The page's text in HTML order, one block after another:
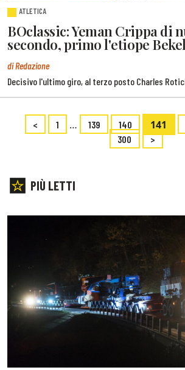
ATLETICA
BOclassic: Yeman Crippa di
secondo, primo l'etiope
di Redazione
Decisivo l'ultimo giro, al terzo posto Charles
< 1 … 139 140 141
300 >
PIÙ LETTI